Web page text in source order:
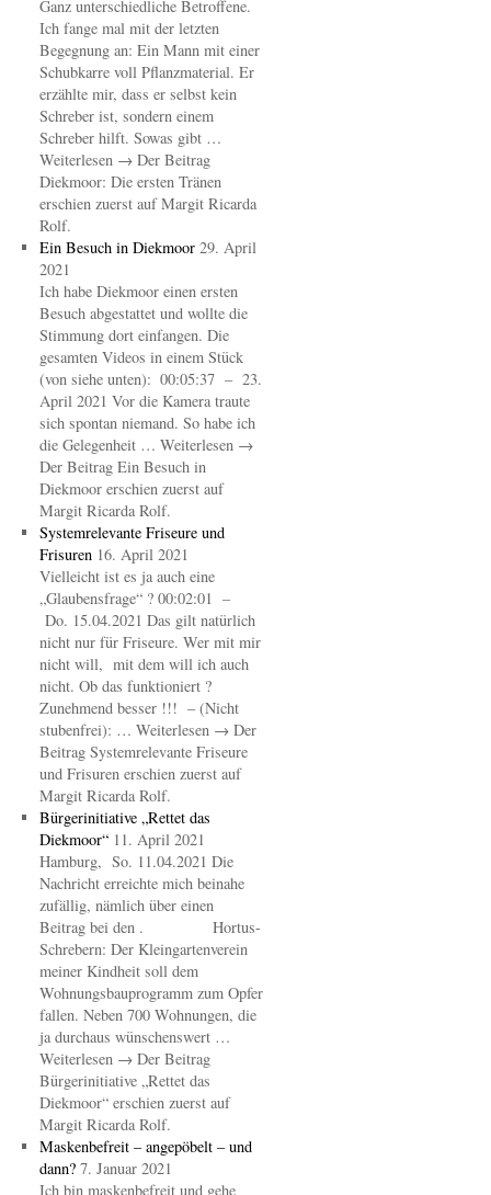
Ganz unterschiedliche Betroffene.
Ich fange mal mit der letzten
Begegnung an: Ein Mann mit einer
Schubkarre voll Pflanzmaterial. Er
erzählte mir, dass er selbst kein
Schreber ist, sondern einem
Schreber hilft. Sowas gibt …
Weiterlesen → Der Beitrag
Diekmoor: Die ersten Tränen
erschien zuerst auf Margit Ricarda
Rolf.
Ein Besuch in Diekmoor 29. April
2021
Ich habe Diekmoor einen ersten
Besuch abgestattet und wollte die
Stimmung dort einfangen. Die
gesamten Videos in einem Stück
(von siehe unten): 00:05:37 – 23.
April 2021 Vor die Kamera traute
sich spontan niemand. So habe ich
die Gelegenheit … Weiterlesen →
Der Beitrag Ein Besuch in
Diekmoor erschien zuerst auf
Margit Ricarda Rolf.
Systemrelevante Friseure und
Frisuren 16. April 2021
Vielleicht ist es ja auch eine
„Glaubensfrage“ ? 00:02:01 –
Do. 15.04.2021 Das gilt natürlich
nicht nur für Friseure. Wer mit mir
nicht will, mit dem will ich auch
nicht. Ob das funktioniert ?
Zunehmend besser !!! – (Nicht
stubenfrei): … Weiterlesen → Der
Beitrag Systemrelevante Friseure
und Frisuren erschien zuerst auf
Margit Ricarda Rolf.
Bürgerinitiative „Rettet das
Diekmoor“ 11. April 2021
Hamburg, So. 11.04.2021 Die
Nachricht erreichte mich beinahe
zufällig, nämlich über einen
Beitrag bei den . Hortus-
Schrebern: Der Kleingartenverein
meiner Kindheit soll dem
Wohnungsbauprogramm zum Opfer
fallen. Neben 700 Wohnungen, die
ja durchaus wünschenswert …
Weiterlesen → Der Beitrag
Bürgerinitiative „Rettet das
Diekmoor“ erschien zuerst auf
Margit Ricarda Rolf.
Maskenbefreit – angepöbelt – und
dann? 7. Januar 2021
Ich bin maskenbefreit und gehe